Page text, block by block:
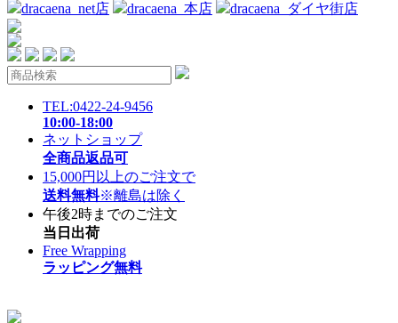
dracaena_net店 dracaena_本店 dracaena_ダイヤ街店
TEL:0422-24-9456
10:00-18:00
ネットショップ
全商品返品可
15,000円以上のご注文で
送料無料※離島は除く
午後2時までのご注文
当日出荷
Free Wrapping
ラッピング無料